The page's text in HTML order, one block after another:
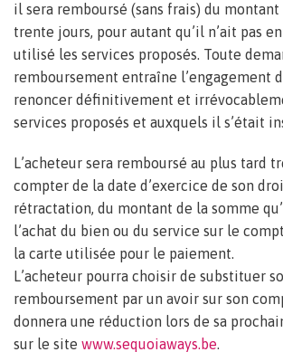
il sera remboursé (sans frais) du montant
trente jours, pour autant qu’il n’ait pas
utilisé les services proposés. Toute
remboursement entraîne l’engagement
renoncer définitivement et
services proposés et auxquels il s’était
L’acheteur sera remboursé au plus tard
compter de la date d’exercice de son
rétractation, du montant de la somme
l’achat du bien ou du service sur le
la carte utilisée pour le paiement.
L’acheteur pourra choisir de substituer
remboursement par un avoir sur son
donnera une réduction lors de sa
sur le site www.sequoiaways.be.